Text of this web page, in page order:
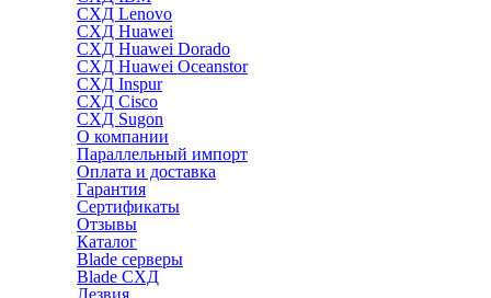
СХД Lenovo
СХД Huawei
СХД Huawei Dorado
СХД Huawei Oceanstor
СХД Inspur
СХД Cisco
СХД Sugon
О компании
Параллельный импорт
Оплата и доставка
Гарантия
Сертификаты
Отзывы
Каталог
Blade серверы
Blade СХД
Лезвия